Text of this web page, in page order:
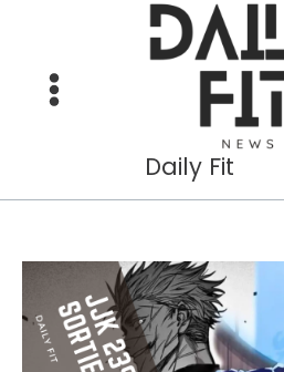
contenu
Daily Fit